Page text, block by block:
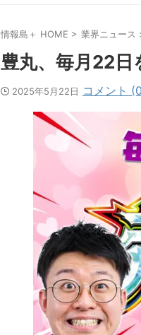
情報島＋ HOME > 業界ニュース
豊丸、毎月22日
2025年5月22日 コメント